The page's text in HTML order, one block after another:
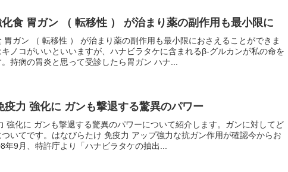
食 胃ガン （ 転移性 ） が治まり薬の副作用も最小限に
胃ガン （ 転移性 ） が治まり薬の副作用も最小限におさえることができま
ノコがいいといいますが、ハナビラタケに含まれるβ-グルカンが私の命を
持病の胃炎と思って受診したら胃ガン ハナ...
疫力 強化に ガンも撃退する驚異のパワー
強化に ガンも撃退する驚異のパワーについて紹介します。ガンに対してど
いてです。はなびらたけ 免疫力 アップ強力な抗ガン作用が確認今からお
年9月、特許庁より「ハナビラタケの抽出...